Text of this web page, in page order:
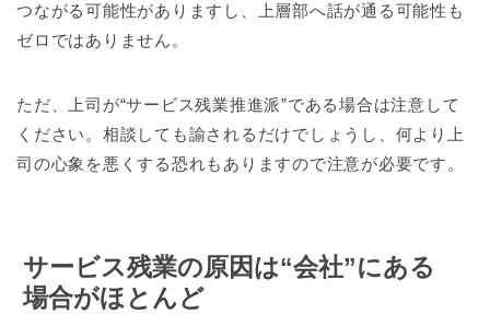
つながる可能性がありますし、上層部へ話が通る可能性も
ゼロではありません。
ただ、上司が“サービス残業推進派”である場合は注意して
ください。相談しても諭されるだけでしょうし、何より上
司の心象を悪くする恐れもありますので注意が必要です。
サービス残業の原因は“会社”にある
場合がほとんど